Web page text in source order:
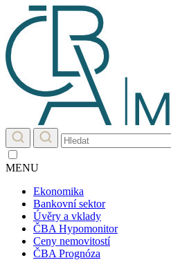
MENU
Ekonomika
Bankovní sektor
Úvěry a vklady
ČBA Hypomonitor
Ceny nemovitostí
ČBA Prognóza